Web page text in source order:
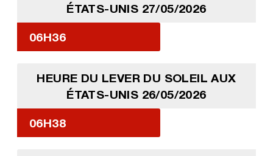
ÉTATS-UNIS 27/05/2026
06H36
HEURE DU LEVER DU SOLEIL AUX
ÉTATS-UNIS 26/05/2026
06H38